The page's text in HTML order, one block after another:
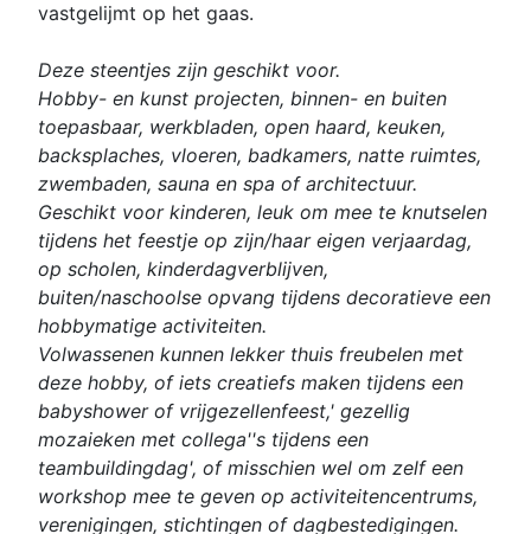
vastgelijmt op het gaas.
Deze steentjes zijn geschikt voor.
Hobby- en kunst projecten, binnen- en buiten
toepasbaar, werkbladen, open haard, keuken,
backsplaches, vloeren, badkamers, natte ruimtes,
zwembaden, sauna en spa of architectuur.
Geschikt voor kinderen, leuk om mee te knutselen
tijdens het feestje op zijn/haar eigen verjaardag,
op scholen, kinderdagverblijven,
buiten/naschoolse opvang tijdens decoratieve een
hobbymatige activiteiten.
Volwassenen kunnen lekker thuis freubelen met
deze hobby, of iets creatiefs maken tijdens een
babyshower of vrijgezellenfeest,' gezellig
mozaieken met collega''s tijdens een
teambuildingdag', of misschien wel om zelf een
workshop mee te geven op activiteitencentrums,
verenigingen, stichtingen of dagbestedigingen.